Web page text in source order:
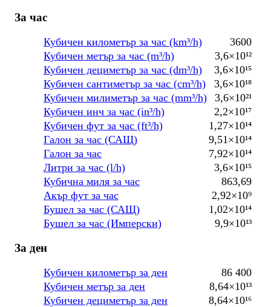
За час
Кубичен километър за час (km³/h)
3600
Кубичен метър за час (m³/h)
3,6×10¹²
Кубичен дециметър за час (dm³/h)
3,6×10¹⁵
Кубичен сантиметър за час (cm³/h)
3,6×10¹⁸
Кубичен милиметър за час (mm³/h)
3,6×10²¹
Кубичен инч за час (in³/h)
2,2×10¹⁷
Кубичен фут за час (ft³/h)
1,27×10¹⁴
Галон за час (САЩ)
9,51×10¹⁴
Галон за час
7,92×10¹⁴
Литри за час (l/h)
3,6×10¹⁵
Кубична миля за час
863,69
Акър фут за час
2,92×10⁹
Бушел за час (САЩ)
1,02×10¹⁴
Бушел за час (Имперски)
9,9×10¹³
За ден
Кубичен километър за ден
86 400
Кубичен метър за ден
8,64×10¹³
Кубичен дециметър за ден
8,64×10¹⁶